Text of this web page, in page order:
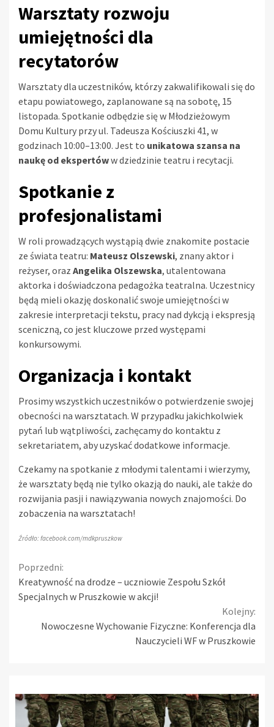
Warsztaty rozwoju
umiejętności dla
recytatorów
Warsztaty dla uczestników, którzy zakwalifikowali się do
etapu powiatowego, zaplanowane są na sobotę, 15
listopada. Spotkanie odbędzie się w Młodzieżowym
Domu Kultury przy ul. Tadeusza Kościuszki 41, w
godzinach 10:00–13:00. Jest to unikatowa szansa na
naukę od ekspertóww dziedzinie teatru i recytacji.
Spotkanie z
profesjonalistami
W roli prowadzących wystąpią dwie znakomite postacie
ze świata teatru: Mateusz Olszewski, znany aktor i
reżyser, oraz Angelika Olszewska, utalentowana
aktorka i doświadczona pedagożka teatralna. Uczestnicy
będą mieli okazję doskonalić swoje umiejętności w
zakresie interpretacji tekstu, pracy nad dykcją i ekspresją
sceniczną, co jest kluczowe przed występami
konkursowymi.
Organizacja i kontakt
Prosimy wszystkich uczestników o potwierdzenie swojej
obecności na warsztatach. W przypadku jakichkolwiek
pytań lub wątpliwości, zachęcamy do kontaktu z
sekretariatem, aby uzyskać dodatkowe informacje.
Czekamy na spotkanie z młodymi talentami i wierzymy,
że warsztaty będą nie tylko okazją do nauki, ale także do
rozwijania pasji i nawiązywania nowych znajomości. Do
zobaczenia na warsztatach!
Źródło: facebook.com/mdkpruszkow
Continue
Reading
Poprzedni:
Kreatywność na drodze – uczniowie Zespołu Szkół
Specjalnych w Pruszkowie w akcji!
Kolejny:
Nowoczesne Wychowanie Fizyczne: Konferencja dla
Nauczycieli WF w Pruszkowie